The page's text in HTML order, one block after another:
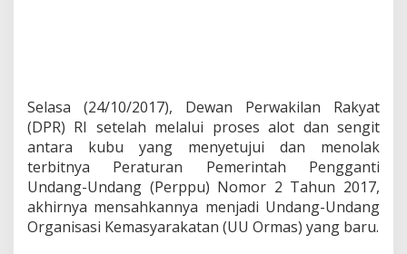
p
p
u
O
r
m
a
s
:
Selasa (24/10/2017), Dewan Perwakilan Rakyat
(DPR) RI setelah melalui proses alot dan sengit
antara kubu yang menyetujui dan menolak
terbitnya Peraturan Pemerintah Pengganti
Undang-Undang (Perppu) Nomor 2 Tahun 2017,
akhirnya mensahkannya menjadi Undang-Undang
Organisasi Kemasyarakatan (UU Ormas) yang baru.